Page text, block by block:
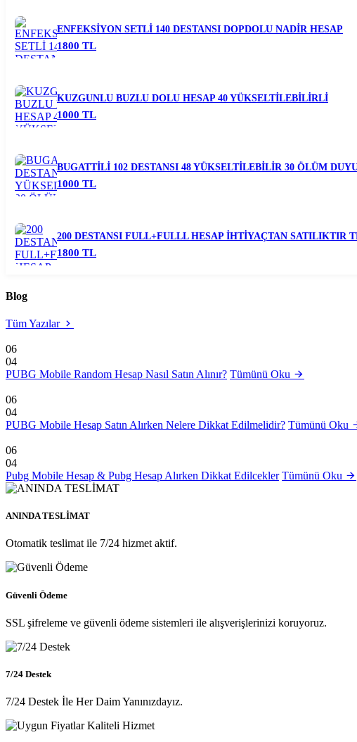
ENFEKSİYON SETLİ 140 DESTANSI DOPDOLU NADİR HESAP
1800 TL
KUZGUNLU BUZLU DOLU HESAP 40 YÜKSELTİLEBİLİRLİ
1000 TL
BUGATTİLİ 102 DESTANSI 48 YÜKSELTİLEBİLİR 30 ÖLÜM
1000 TL
200 DESTANSI FULL+FULLL HESAP İHTİYAÇTAN SATILIKTIR
1800 TL
Blog
Tüm Yazılar
06
04
PUBG Mobile Random Hesap Nasıl Satın Alınır? Tümünü Oku
06
04
PUBG Mobile Hesap Satın Alırken Nelere Dikkat Edilmelidir? Tümünü Oku
06
04
Pubg Mobile Hesap & Pubg Hesap Alırken Dikkat Edilcekler Tümünü Oku
ANINDA TESLİMAT
Otomatik teslimat ile 7/24 hizmet aktif.
Güvenli Ödeme
SSL şifreleme ve güvenli ödeme sistemleri ile alışverişlerinizi koruyoruz.
7/24 Destek
7/24 Destek İle Her Daim Yanınızdayız.